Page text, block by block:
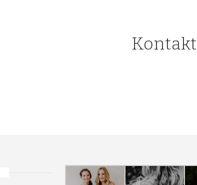
Kontakt